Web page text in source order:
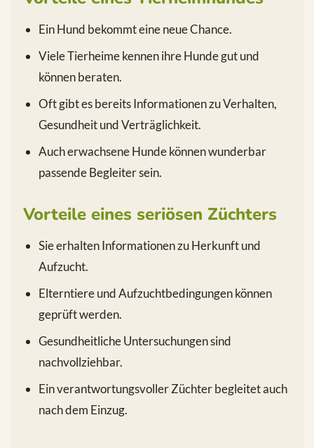
Ein Hund bekommt eine neue Chance.
Viele Tierheime kennen ihre Hunde gut und
können beraten.
Oft gibt es bereits Informationen zu Verhalten,
Gesundheit und Verträglichkeit.
Auch erwachsene Hunde können wunderbar
passende Begleiter sein.
Vorteile eines seriösen Züchters
Sie erhalten Informationen zu Herkunft und
Aufzucht.
Elterntiere und Aufzuchtbedingungen können
geprüft werden.
Gesundheitliche Untersuchungen sind
nachvollziehbar.
Ein verantwortungsvoller Züchter begleitet auch
nach dem Einzug.